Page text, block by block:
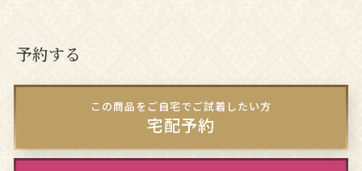
予約する
この商品をご自宅でご試着したい方
宅配予約